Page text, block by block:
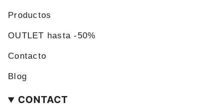
Productos
OUTLET hasta -50%
Contacto
Blog
CONTACT